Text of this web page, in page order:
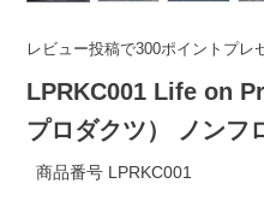
レビュー投稿で300ポイントプレ
LPRKC001 Life on
プロダクツ） ノンフ
商品番号 LPRKC001